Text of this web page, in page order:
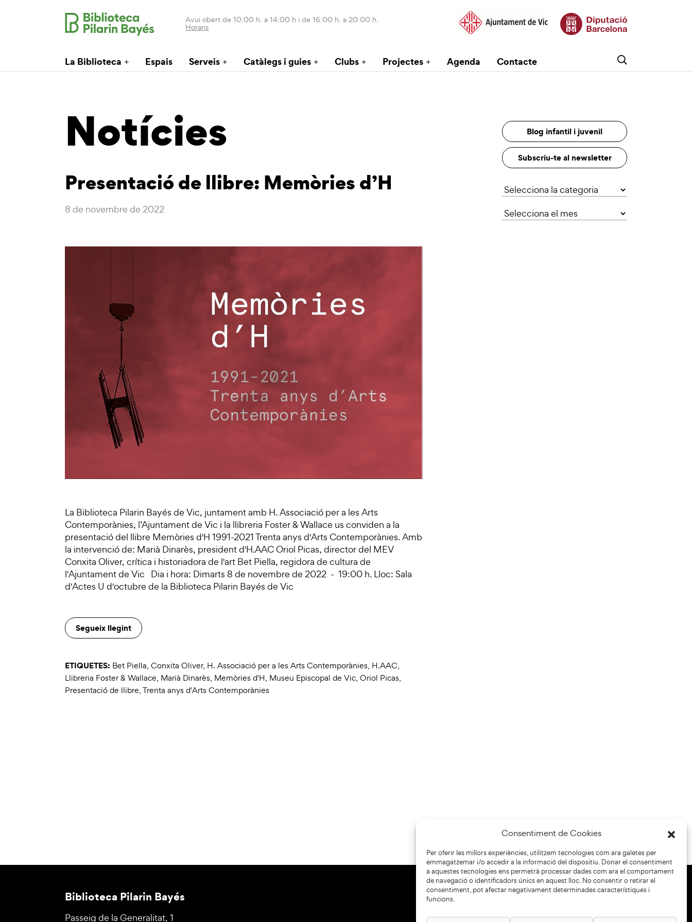
Consentiment de Cookies
Per oferir les millors experiències, utilitzem tecnologies com ara galetes per
emmagatzemar i/o accedir a la informació del dispositiu. Donar el consentiment
a aquestes tecnologies ens permetrà processar dades com ara el comportament
de navegació o identificadors únics en aquest lloc. No consentir o retirar el
consentiment, pot afectar negativament determinades característiques i
funcions.
Avui obert de 10:00 h. a 14:00 h i de 16:00 h. a 20:00 h.
Horaris
La Biblioteca Espais Serveis Catàlegs i guies Clubs Projectes Agenda Contacte
Notícies Blog infantil i juvenil
Subscriu-te al newsletter
Presentació de llibre: Memòries d’H
8 de novembre de 2022
La Biblioteca Pilarin Bayés de Vic, juntament amb H. Associació per a les Arts
Contemporànies, l’Ajuntament de Vic i la llibreria Foster & Wallace us conviden a la
presentació del llibre Memòries d'H 1991-2021 Trenta anys d'Arts Contemporànies. Amb
la intervenció de: Marià Dinarès, president d'H.AAC Oriol Picas, director del MEV
Conxita Oliver, crítica i historiadora de l'art Bet Piella, regidora de cultura de
l'Ajuntament de Vic Dia i hora: Dimarts 8 de novembre de 2022 - 19:00 h. Lloc: Sala
d'Actes U d'octubre de la Biblioteca Pilarin Bayés de Vic
Segueix llegint
ETIQUETES: Bet Piella, Conxita Oliver, H. Associació per a les Arts Contemporànies, H.AAC,
Llibreria Foster & Wallace, Marià Dinarès, Memòries d'H, Museu Episcopal de Vic, Oriol Picas,
Presentació de llibre,Trenta anys d'Arts Contemporànies
Categories
Biblioteca Pilarin Bayés
Passeig de la Generalitat, 1
Col·laboradors: